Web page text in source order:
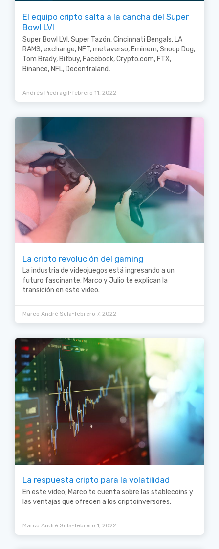
El equipo cripto salta a la cancha del Super
Bowl LVI
Super Bowl LVI, Super Tazón, Cincinnati Bengals, LA
RAMS, exchange, NFT, metaverso, Eminem, Snoop Dog,
Tom Brady, Bitbuy, Facebook, Crypto.com, FTX,
Binance, NFL, Decentraland,
Andrés Piedragil•febrero 11, 2022
La cripto revolución del gaming
La industria de videojuegos está ingresando a un
futuro fascinante. Marco y Julio te explican la
transición en este video.
Marco André Sola•febrero 7, 2022
La respuesta cripto para la volatilidad
En este video, Marco te cuenta sobre las stablecoins y
las ventajas que ofrecen a los criptoinversores.
Marco André Sola•febrero 1, 2022